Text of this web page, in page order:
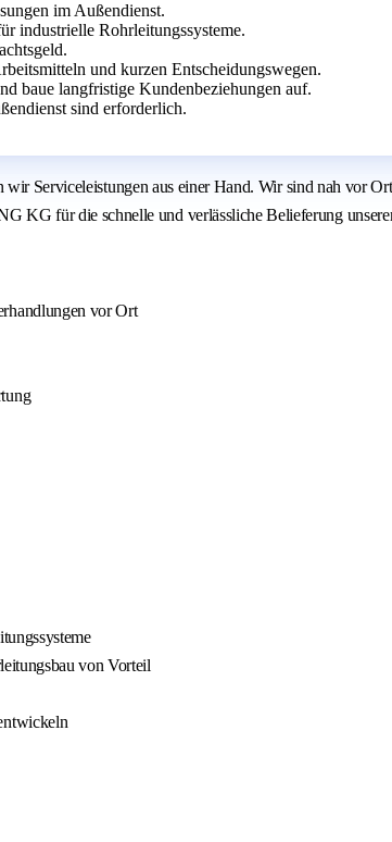
im Außendienst.
Rohrleitungssysteme.
und kurzen Entscheidungswegen.
baue langfristige Kundenbeziehungen auf.
sind erforderlich.
Serviceleistungen aus einer Hand. Wir sind nah vor
KG für die schnelle und verlässliche Belieferung
vor Ort
von Vorteil